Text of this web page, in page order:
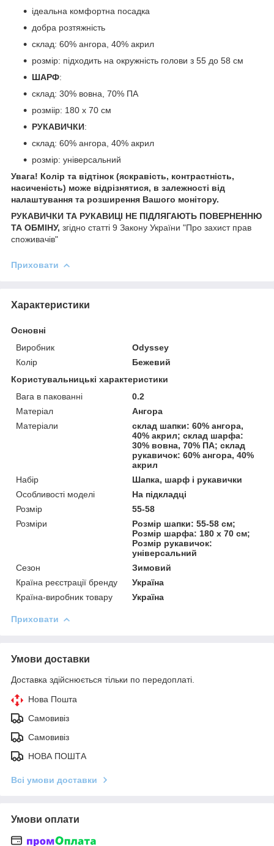
ідеальна комфортна посадка
добра розтяжність
склад: 60% ангора, 40% акрил
розмір: підходить на окружність голови з 55 до 58 см
ШАРФ:
склад: 30% вовна, 70% ПА
розміір: 180 х 70 см
РУКАВИЧКИ:
склад: 60% ангора, 40% акрил
розмір: універсальний
Увага! Колір та відтінок (яскравість, контрастність,
насиченість) може відрізнятися, в залежності від
налаштування та розширення Вашого монітору.
РУКАВИЧКИ ТА РУКАВИЦІ НЕ ПІДЛЯГАЮТЬ ПОВЕРНЕННЮ
ТА ОБМІНУ, згідно статті 9 Закону України "Про захист прав
споживачів"
Приховати
Характеристики
Основні
Виробник
Odyssey
Колір
Бежевий
Користувальницькі характеристики
Вага в пакованні
0.2
Матеріал
Ангора
Матеріали
склад шапки: 60% ангора,
40% акрил; склад шарфа:
30% вовна, 70% ПА; склад
рукавичок: 60% ангора, 40%
акрил
Набір
Шапка, шарф і рукавички
Особливості моделі
На підкладці
Розмір
55-58
Розміри
Розмір шапки: 55-58 см;
Розмір шарфа: 180 х 70 см;
Розмір рукавичок:
універсальний
Сезон
Зимовий
Країна реєстрації бренду
Україна
Країна-виробник товару
Україна
Приховати
Умови доставки
Доставка здійснюється тільки по передоплаті.
Нова Пошта
Самовивіз
Самовивіз
НОВА ПОШТА
Всі умови доставки
Умови оплати